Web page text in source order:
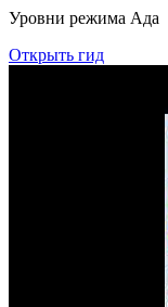
Уровни режима Ада
Открыть гид